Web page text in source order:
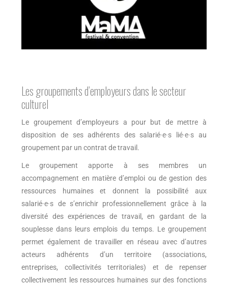
Les groupements d’employeurs dans le secteur
culturel
Le groupement d’employeurs a pour but de mettre à
disposition de ses adhérents des salarié·e·s lié·e·s au
groupement par un contrat de travail.
Le groupement apporte à ses membres un
accompagnement en matière d’emploi ou de gestion des
ressources humaines et donnent la possibilité aux
salarié·e·s de s’enrichir professionnellement grâce à la
diversité des expériences de travail, en gardant de la
souplesse dans leurs emplois du temps. Le groupement
permet également de travailler en réseau avec d’autres
acteurs adhérents d’un territoire (associations,
entreprises, collectivités territoriales) et de repenser
collectivement les ressources humaines sur des fonctions